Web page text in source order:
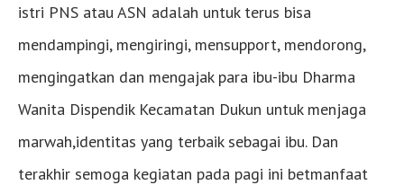
istri PNS atau ASN adalah untuk terus bisa
mendampingi, mengiringi, mensupport, mendorong,
mengingatkan dan mengajak para ibu-ibu Dharma
Wanita Dispendik Kecamatan Dukun untuk menjaga
marwah,identitas yang terbaik sebagai ibu. Dan
terakhir semoga kegiatan pada pagi ini betmanfaat